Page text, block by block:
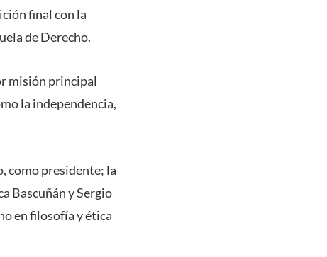
final con la
de Derecho.
misión principal
la independencia,
como presidente; la
Bascuñán y Sergio
en filosofía y ética